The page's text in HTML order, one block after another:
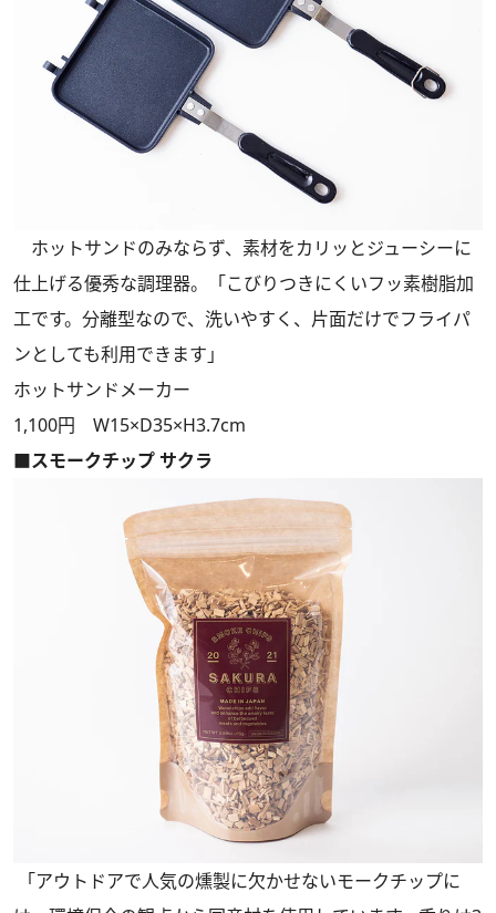
ホットサンドのみならず、素材をカリッとジューシーに
仕上げる優秀な調理器。「こびりつきにくいフッ素樹脂加
工です。分離型なので、洗いやすく、片面だけでフライパ
ンとしても利用できます」
ホットサンドメーカー
1,100円 W15×D35×H3.7cm
■スモークチップ サクラ
「アウトドアで人気の燻製に欠かせないモークチップに